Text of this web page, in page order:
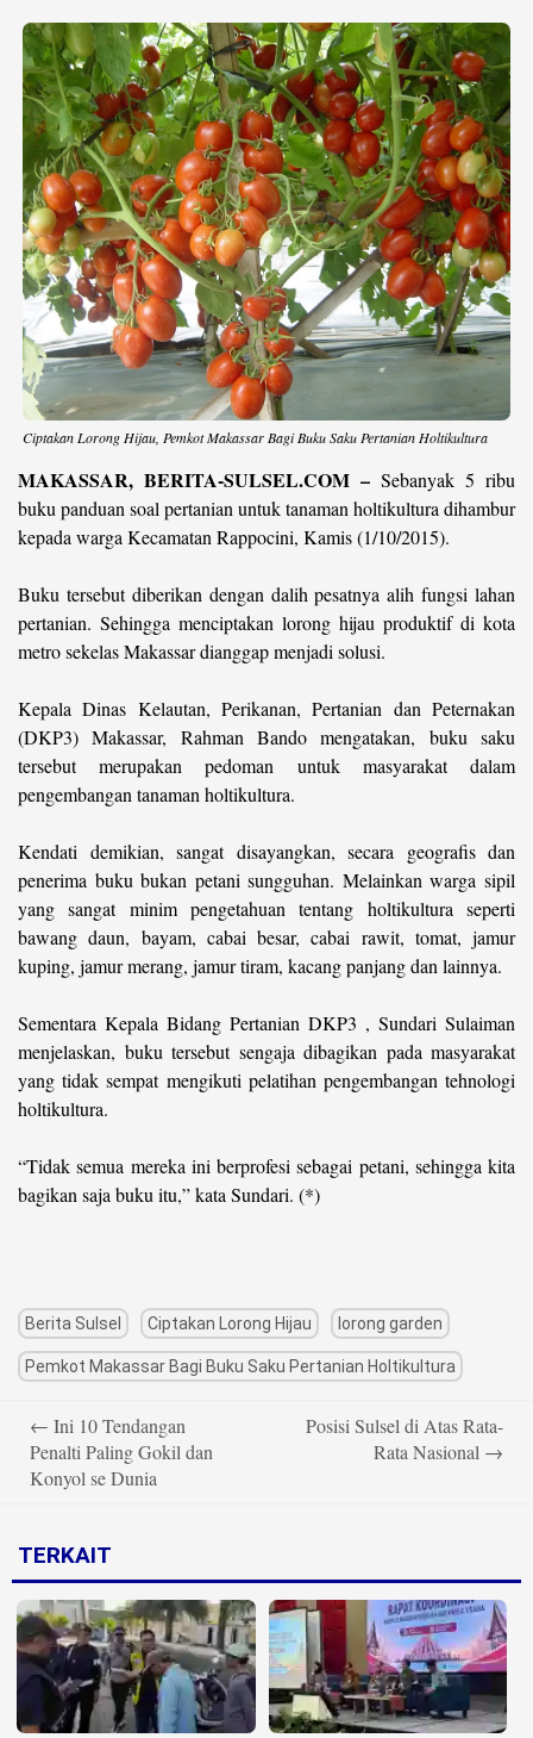
©
Copyright
2026
berita-
sulsel.com
.
All
Right
Reserved
Ciptakan Lorong Hijau, Pemkot Makassar Bagi Buku Saku Pertanian Holtikultura
MAKASSAR, BERITA-SULSEL.COM – Sebanyak 5 ribu
buku panduan soal pertanian untuk tanaman holtikultura dihambur
kepada warga Kecamatan Rappocini, Kamis (1/10/2015).
Buku tersebut diberikan dengan dalih pesatnya alih fungsi lahan
pertanian. Sehingga menciptakan lorong hijau produktif di kota
metro sekelas Makassar dianggap menjadi solusi.
Kepala Dinas Kelautan, Perikanan, Pertanian dan Peternakan
(DKP3) Makassar, Rahman Bando mengatakan, buku saku
tersebut merupakan pedoman untuk masyarakat dalam
pengembangan tanaman holtikultura.
Kendati demikian, sangat disayangkan, secara geografis dan
penerima buku bukan petani sungguhan. Melainkan warga sipil
yang sangat minim pengetahuan tentang holtikultura seperti
bawang daun, bayam, cabai besar, cabai rawit, tomat, jamur
kuping, jamur merang, jamur tiram, kacang panjang dan lainnya.
Sementara Kepala Bidang Pertanian DKP3 , Sundari Sulaiman
menjelaskan, buku tersebut sengaja dibagikan pada masyarakat
yang tidak sempat mengikuti pelatihan pengembangan tehnologi
holtikultura.
“Tidak semua mereka ini berprofesi sebagai petani, sehingga kita
bagikan saja buku itu,” kata Sundari. (*)
Berita Sulsel Ciptakan Lorong Hijau lorong garden
Pemkot Makassar Bagi Buku Saku Pertanian Holtikultura
navigation
← Ini 10 Tendangan
Penalti Paling Gokil dan
Konyol se Dunia
Posisi Sulsel di Atas Rata-
Rata Nasional →
TERKAIT